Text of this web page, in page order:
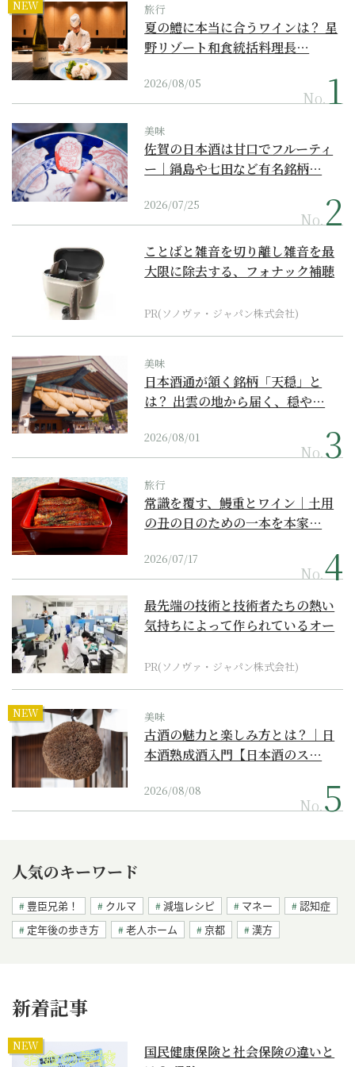
NEW 旅行
夏の鱧に本当に合うワインは？ 星
野リゾート和食統括料理長…
2026/08/05
No.
美味
佐賀の日本酒は甘口でフルーティ
ー｜鍋島や七田など有名銘柄…
2026/07/25
No.
ことばと雑音を切り離し雑音を最
大限に除去する、フォナック補聴
PR(ソノヴァ・ジャパン株式会社)
美味
日本酒通が頷く銘柄「天穏」と
は？ 出雲の地から届く、穏や…
2026/08/01
No.
旅行
常識を覆す、鰻重とワイン｜土用
の丑の日のための一本を本家…
2026/07/17
No.
最先端の技術と技術者たちの熱い
気持ちによって作られているオー
PR(ソノヴァ・ジャパン株式会社)
NEW 美味
古酒の魅力と楽しみ方とは？｜日
本酒熟成酒入門【日本酒のス…
2026/08/08
No.
人気のキーワード
豊臣兄弟！ クルマ 減塩レシピ マネー
認知症
定年後の歩き方
老人ホーム 京都 漢方
新着記事
NEW
国民健康保険と社会保険の違いと